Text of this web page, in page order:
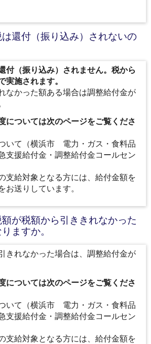
還付（振り込み）されないの
付（振り込み）されません。税から
実施されます。
なかった額ある場合は調整給付金が
については次のページをご覧くださ
いて（横浜市 電力・ガス・食料品
支援給付金・調整給付金コールセン
給対象となる方には、給付金額を
お送りしています。
が税額から引ききれなかった
ますか。
きれなかった場合は、調整給付金が
については次のページをご覧くださ
いて（横浜市 電力・ガス・食料品
支援給付金・調整給付金コールセン
給対象となる方には、給付金額を